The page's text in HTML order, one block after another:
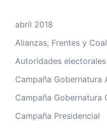
abril 2018
Alianzas, Frentes y
Autoridades electorales
Campaña Gobernatura
Campaña Gobernatura
Campaña Presidencial